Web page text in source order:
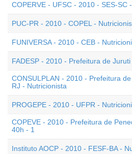
COPERVE - UFSC - 2010 - SES-SC
PUC-PR - 2010 - COPEL -
FUNIVERSA - 2010 - CEB -
FADESP - 2010 - Prefeitura de
CONSULPLAN - 2010 - Prefeitura
RJ - Nutricionista
PROGEPE - 2010 - UFPR -
COPEVE - 2010 - Prefeitura de
40h - 1
Instituto AOCP - 2010 - FESF-BA -